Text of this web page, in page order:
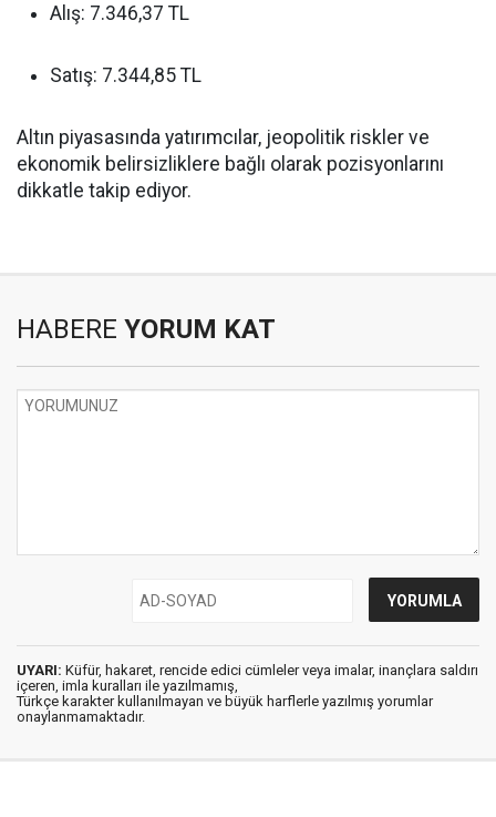
Alış: 7.346,37 TL
Satış: 7.344,85 TL
Altın piyasasında yatırımcılar, jeopolitik riskler ve
ekonomik belirsizliklere bağlı olarak pozisyonlarını
dikkatle takip ediyor.
HABERE YORUM KAT
UYARI: Küfür, hakaret, rencide edici cümleler veya imalar, inançlara saldırı
içeren, imla kuralları ile yazılmamış,
Türkçe karakter kullanılmayan ve büyük harflerle yazılmış yorumlar
onaylanmamaktadır.